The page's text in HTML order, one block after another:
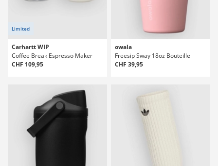
Limited
Carhartt WIP
Coffee Break Espresso Maker
CHF 109,95
owala
Freesip Sway 18oz Bouteille
CHF 39,95